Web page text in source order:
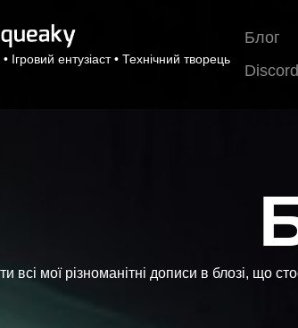
ентузіаст • Технічний творець
Блог
Discord
всі мої різноманітні дописи в блозі, що